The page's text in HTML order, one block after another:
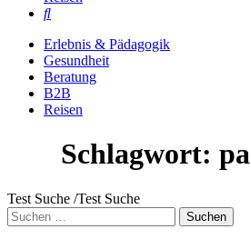
Erlebnis & Pädagogik
Gesundheit
Beratung
B2B
Reisen
Schlagwort:
Test Suche /Test Suche
Suche
nach: